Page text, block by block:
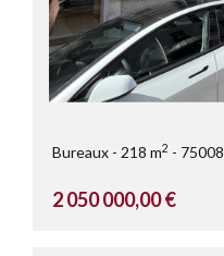
Bureaux 218 m2 75008
2 050 000,00 €